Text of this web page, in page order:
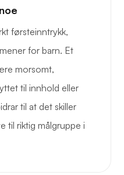
førsteinntrykk,
for barn. Et
morsomt,
til innhold eller
til at det skiller
til riktig målgruppe i